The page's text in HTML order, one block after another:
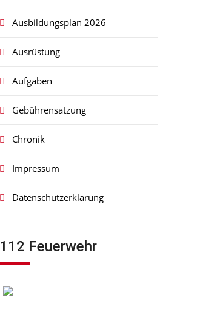
Ausbildungsplan 2026
Ausrüstung
Aufgaben
Gebührensatzung
Chronik
Impressum
Datenschutzerklärung
112 Feuerwehr